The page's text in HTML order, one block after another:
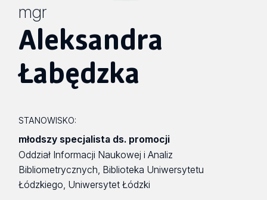
mgr
Aleksandra
Łabędzka
STANOWISKO:
młodszy specjalista ds. promocji
Oddział Informacji Naukowej i Analiz
Bibliometrycznych, Biblioteka Uniwersytetu
Łódzkiego, Uniwersytet Łódzki